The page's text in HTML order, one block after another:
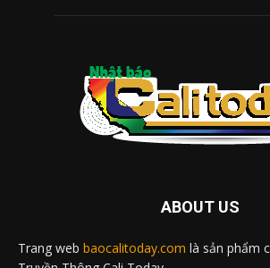
ABOUT US
Trang web baocalitoday.com là sản phẩm